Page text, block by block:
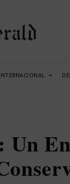
INTERNACIONAL